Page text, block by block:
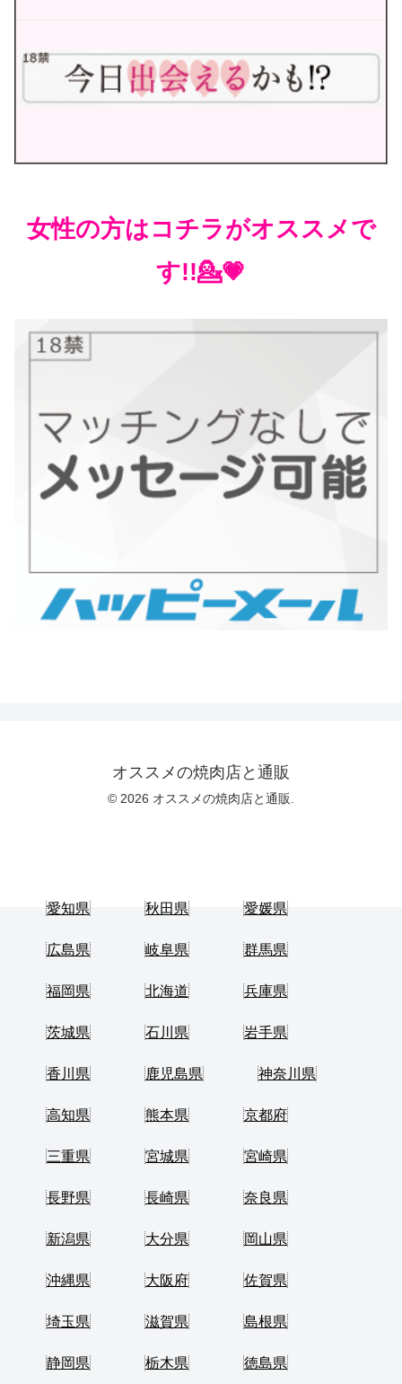
女性の方はコチラがオススメで
す!!💁💗
オススメの焼肉店と通販
© 2026 オススメの焼肉店と通販.
愛知県 秋田県 愛媛県
広島県 岐阜県 群馬県
福岡県 北海道 兵庫県
茨城県 石川県 岩手県
香川県 鹿児島県 神奈川県
高知県 熊本県 京都府
三重県 宮城県 宮崎県
長野県 長崎県 奈良県
新潟県 大分県 岡山県
沖縄県 大阪府 佐賀県
埼玉県 滋賀県 島根県
静岡県 栃木県 徳島県